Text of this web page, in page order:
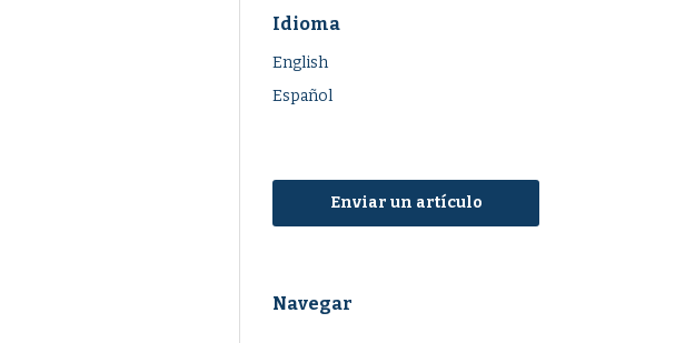
Idioma
English
Español
Enviar un artículo
Navegar